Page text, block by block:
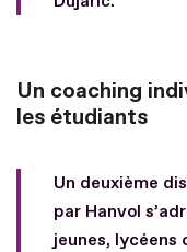
Un coaching
les étudiants
Un deuxième
par Hanvol
jeunes, lycéens